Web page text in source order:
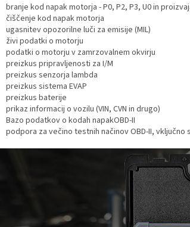
branje kod napak motorja - P0, P2, P3, U0 in
čiščenje kod napak motorja
ugasnitev opozorilne luči za emisije (MIL)
živi podatki o motorju
podatki o motorju v zamrzovalnem okvirju
preizkus pripravljenosti za I/M
preizkus senzorja lambda
preizkus sistema EVAP
preizkus baterije
prikaz informacij o vozilu (VIN, CVN in drugo)
Bazo podatkov o kodah napakOBD-II
podpora za večino testnih načinov OBD-II, vključno